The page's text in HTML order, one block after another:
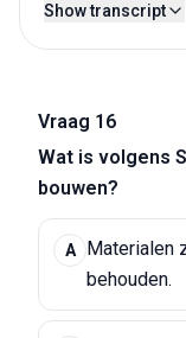
Show transcript
Vraag 16
Wat is volgens
bouwen?
A
Materialen
behouden.